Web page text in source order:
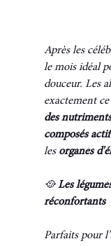
Après les
le mois idéal
douceur. Les
exactement
des
composés
les organes
🥘 Les
réconfortants
Parfaits pour